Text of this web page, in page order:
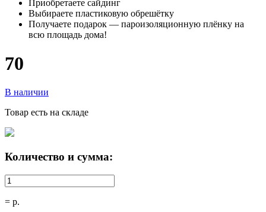
Приобретаете сайдинг
Выбираете пластиковую обрешётку
Получаете подарок — пароизоляционную плёнку на
всю площадь дома!
70
В наличии
Товар есть на складе
Количество и сумма:
= р.